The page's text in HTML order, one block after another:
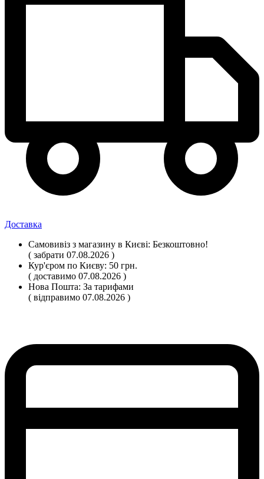
Доставка
Самовивіз з магазину в Києві: Безкоштовно!
( забрати 07.08.2026 )
Кур'єром по Києву: 50 грн.
( доставимо 07.08.2026 )
Нова Пошта: За тарифами
( відправимо 07.08.2026 )